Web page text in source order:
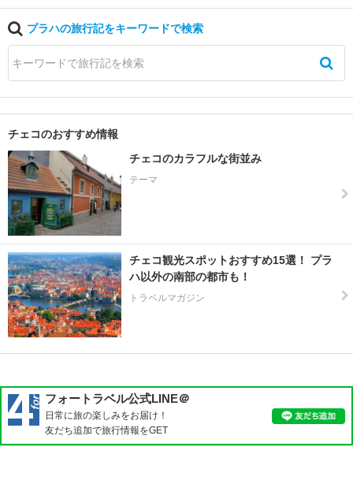
プラハの旅行記をキーワードで検索
チェコのおすすめ情報
チェコのカラフルな街並み
テーマ
チェコ観光スポットおすすめ15選！ プラ
ハ以外の南部の都市も！
トラベルマガジン
フォートラベル公式LINE＠
日常に旅の楽しみをお届け！
友だち追加で旅行情報をGET